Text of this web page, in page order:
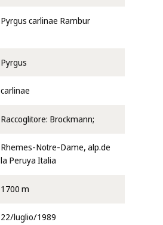
Pyrgus carlinae Rambur
Pyrgus
carlinae
Raccoglitore: Brockmann;
Rhemes-Notre-Dame, alp.de
la Peruya Italia
1700 m
22/luglio/1989